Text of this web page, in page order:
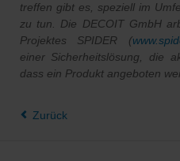
treffen gibt es, speziell im
zu tun. Die DECOIT GmbH
Projektes SPIDER (
einer Sicherheitslösung, die
dass ein Produkt angeboten
Zurück